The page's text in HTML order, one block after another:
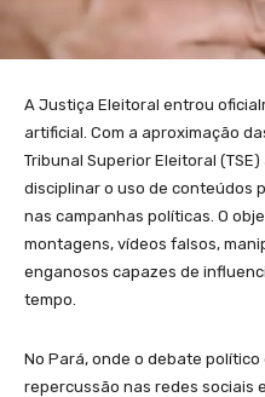
A Justiça Eleitoral entrou
artificial. Com a aproximação
Tribunal Superior Eleitoral
disciplinar o uso de conteúdos
nas campanhas políticas. O
montagens, vídeos falsos,
enganosos capazes de
tempo.
No Pará, onde o debate
repercussão nas redes sociais